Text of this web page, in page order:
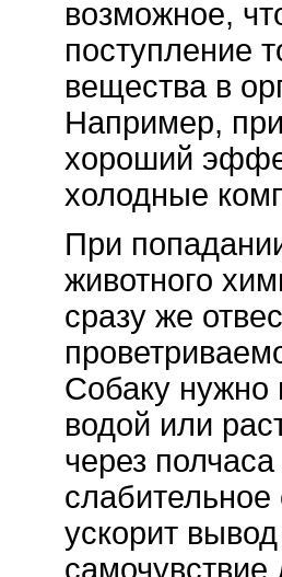
возможное,
поступление
вещества в
Например,
хороший
холодные
При
животного
сразу же
Собаку нужно
водой или
через
ускорит